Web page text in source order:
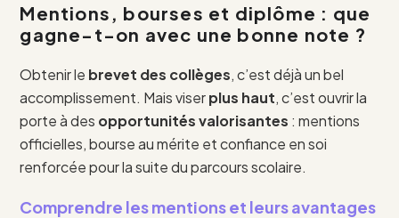
Mentions, bourses et diplôme : que
gagne-t-on avec une bonne note ?
Obtenir le brevet des collèges, c’est déjà un bel
accomplissement. Mais viserplus haut, c’est ouvrir la
porte à des opportunités valorisantes : mentions
officielles, bourse au mérite et confiance en soi
renforcée pour la suite du parcours scolaire.
Comprendre les mentions et leurs avantages